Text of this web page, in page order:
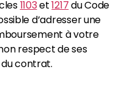
1103et1217du Code
d’adresser une
à votre
respect de ses
contrat.